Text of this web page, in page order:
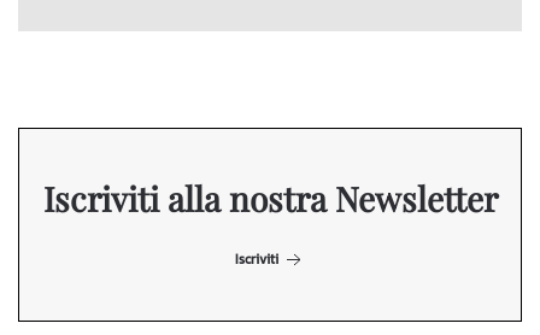
Iscriviti alla nostra Newsletter
Iscriviti